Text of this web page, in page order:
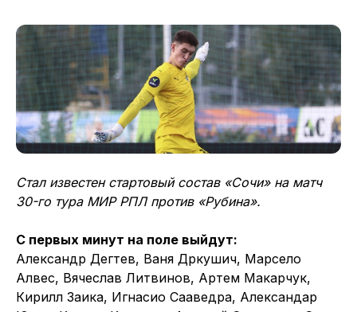
Стал известен стартовый состав «Сочи» на матч
30-го тура МИР РПЛ против «Рубина».
С первых минут на поле выйдут:
Александр Дегтев, Ваня Дркушич, Марсело
Алвес, Вячеслав Литвинов, Артем Макарчук,
Кирилл Заика, Игнасио Сааведра, Александар